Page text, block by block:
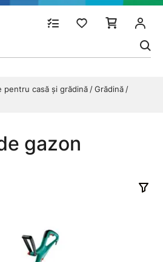
pentru casă și grădină
Grădină
gazon